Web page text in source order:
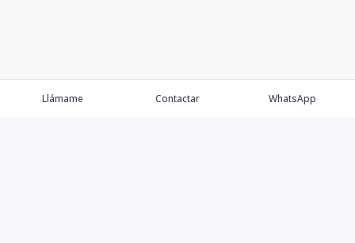
Llámame Contactar WhatsApp